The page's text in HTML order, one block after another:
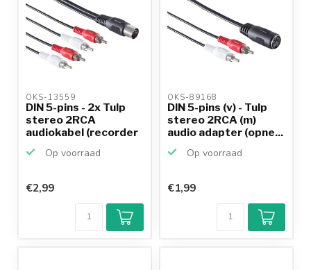
OKS-13559
DIN 5-pins - 2x Tulp
stereo 2RCA
audiokabel (recorder
Op voorraad
€2,99
OKS-89168
DIN 5-pins (v) - Tulp
stereo 2RCA (m)
audio adapter (opne...
Op voorraad
€1,99